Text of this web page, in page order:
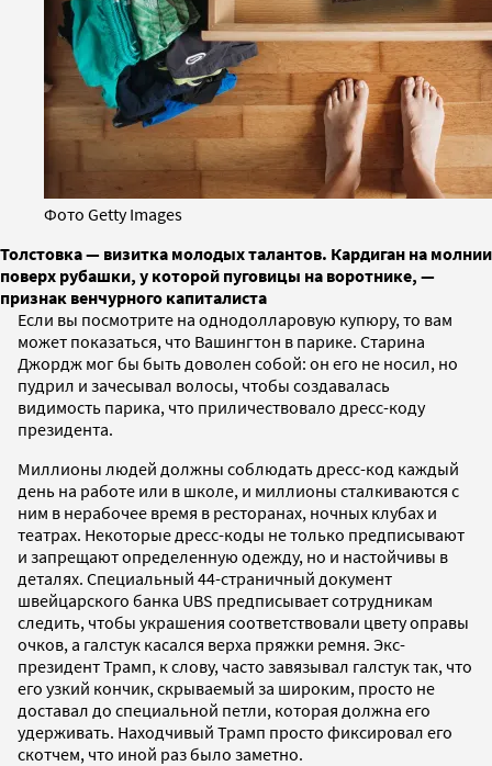
Фото Getty Images
Толстовка — визитка молодых талантов. Кардиган на молнии
поверх рубашки, у которой пуговицы на воротнике, —
признак венчурного капиталиста
Если вы посмотрите на однодолларовую купюру, то вам
может показаться, что Вашингтон в парике. Старина
Джордж мог бы быть доволен собой: он его не носил, но
пудрил и зачесывал волосы, чтобы создавалась
видимость парика, что приличествовало дресс-коду
президента.
Миллионы людей должны соблюдать дресс-код каждый
день на работе или в школе, и миллионы сталкиваются с
ним в нерабочее время в ресторанах, ночных клубах и
театрах. Некоторые дресс-коды не только предписывают
и запрещают определенную одежду, но и настойчивы в
деталях. Специальный 44-страничный документ
швейцарского банка UBS предписывает сотрудникам
следить, чтобы украшения соответствовали цвету оправы
очков, а галстук касался верха пряжки ремня. Экс-
президент Трамп, к слову, часто завязывал галстук так, что
его узкий кончик, скрываемый за широким, просто не
доставал до специальной петли, которая должна его
удерживать. Находчивый Трамп просто фиксировал его
скотчем, что иной раз было заметно.